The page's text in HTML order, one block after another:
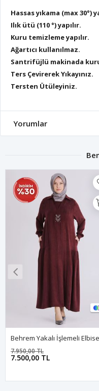
Hassas yıkama (max 30°)
Ilık ütü (110 °) yapılır.
Kuru temizleme yapılır.
Ağartıcı kullanılmaz.
Santrifüjlü makinada
Ters Çevirerek Yıkayınız.
Tersten Ütüleyiniz.
Yorumlar
7.500,00 TL
7.950,00 TL